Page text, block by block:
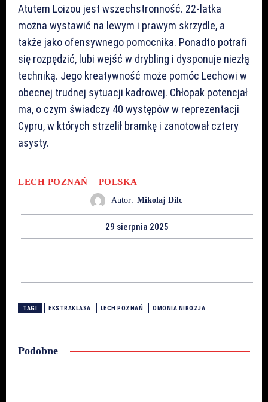
Atutem Loizou jest wszechstronność. 22-latka
można wystawić na lewym i prawym skrzydle, a
także jako ofensywnego pomocnika. Ponadto potrafi
się rozpędzić, lubi wejść w drybling i dysponuje niezłą
techniką. Jego kreatywność może pomóc Lechowi w
obecnej trudnej sytuacji kadrowej. Chłopak potencjał
ma, o czym świadczy 40 występów w reprezentacji
Cypru, w których strzelił bramkę i zanotował cztery
asysty.
LECH POZNAŃ POLSKA
Autor: Mikolaj Dilc
29 sierpnia 2025
TAGI EKSTRAKLASA LECH POZNAŃ OMONIA NIKOZJA
Podobne